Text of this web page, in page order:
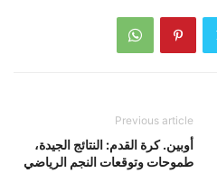
Previous article
أوبين. كرة القدم: النتائج الجيدة،
طموحات وتوقعات النجم الرياضي